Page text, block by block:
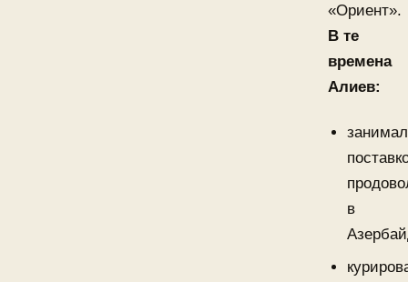
«Ориент».
В те
времена
Алиев:
в